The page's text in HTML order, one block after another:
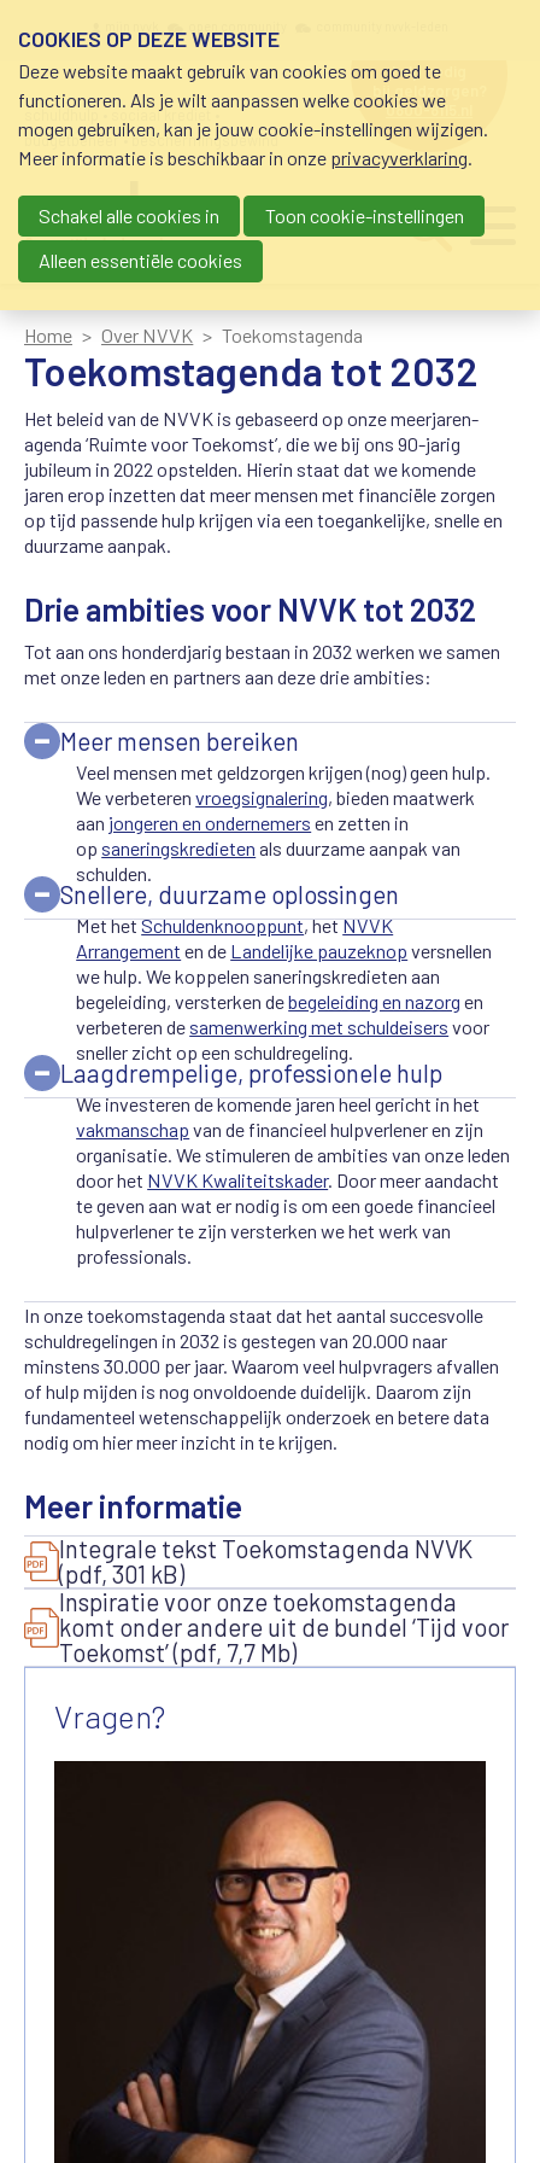
schuldhulp • sociaal krediet •
budgetbeheer • beschermingsbewind
hulp nodig
bij geldzorgen?
0800-8115.nl
Main navigation
Home Over NVVK Toekomstagenda
Toekomstagenda tot 2032
Het beleid van de NVVK is gebaseerd op onze meerjaren-
agenda ‘Ruimte voor Toekomst’, die we bij ons 90-jarig
jubileum in 2022 opstelden. Hierin staat dat we komende
jaren erop inzetten dat meer mensen met financiële zorgen
op tijd passende hulp krijgen via een toegankelijke, snelle en
duurzame aanpak.
Drie ambities voor NVVK tot 2032
Tot aan ons honderdjarig bestaan in 2032 werken we samen
met onze leden en partners aan deze drie ambities:
Meer mensen bereiken
Veel mensen met geldzorgen krijgen (nog) geen hulp.
We verbeterenvroegsignalering, bieden maatwerk
aan jongeren en ondernemers en zetten in
op saneringskredieten als duurzame aanpak van
schulden.
Snellere, duurzame oplossingen
Met hetSchuldenknooppunt, hetNVVK
Arrangement en de Landelijke pauzeknop versnellen
we hulp. We koppelen saneringskredieten aan
begeleiding, versterken debegeleiding en nazorg en
verbeteren de samenwerking met schuldeisers voor
sneller zicht op een schuldregeling.
Laagdrempelige, professionele hulp
We investeren de komende jaren heel gericht in het
vakmanschap van de financieel hulpverlener en zijn
organisatie. We stimuleren de ambities van onze leden
door het NVVK Kwaliteitskader. Door meer aandacht
te geven aan wat er nodig is om een goede financieel
hulpverlener te zijn versterken we het werk van
professionals.
In onze toekomstagenda staat dat het aantal succesvolle
schuldregelingen in 2032 is gestegen van 20.000 naar
minstens 30.000 per jaar. Waarom veel hulpvragers afvallen
of hulp mijden is nog onvoldoende duidelijk. Daarom zijn
fundamenteel wetenschappelijk onderzoek en betere data
nodig om hier meer inzicht in te krijgen.
Meer informatie
Integrale tekst Toekomstagenda NVVK
(pdf, 301 kB)
Inspiratie voor onze toekomstagenda
komt onder andere uit de bundel ‘Tijd voor
Toekomst’ (pdf, 7,7 Mb)
Vragen?
COOKIES OP DEZE WEBSITE
Deze website maakt gebruik van cookies om goed te
functioneren. Als je wilt aanpassen welke cookies we
mogen gebruiken, kan je jouw cookie-instellingen wijzigen.
Meer informatie is beschikbaar in onze privacyverklaring.
Schakel alle cookies in
Toon cookie-instellingen
Alleen essentiële cookies